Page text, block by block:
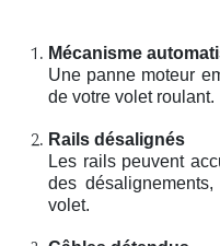
Mécanisme
Une panne moteur
de votre volet roulant.
Rails désalignés
Les rails peuvent
des
volet.